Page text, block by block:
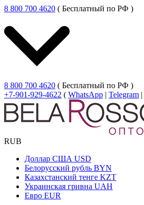
8 800 700 4620 ( Бесплатный по РФ )
8 800 700 4620 ( Бесплатный по РФ )
+7-901-929-4622 ( WhatsApp | Telegram |
RUB
Доллар США USD
Белорусский рубль BYN
Казахстанский тенге KZT
Украинская гривна UAH
Евро EUR